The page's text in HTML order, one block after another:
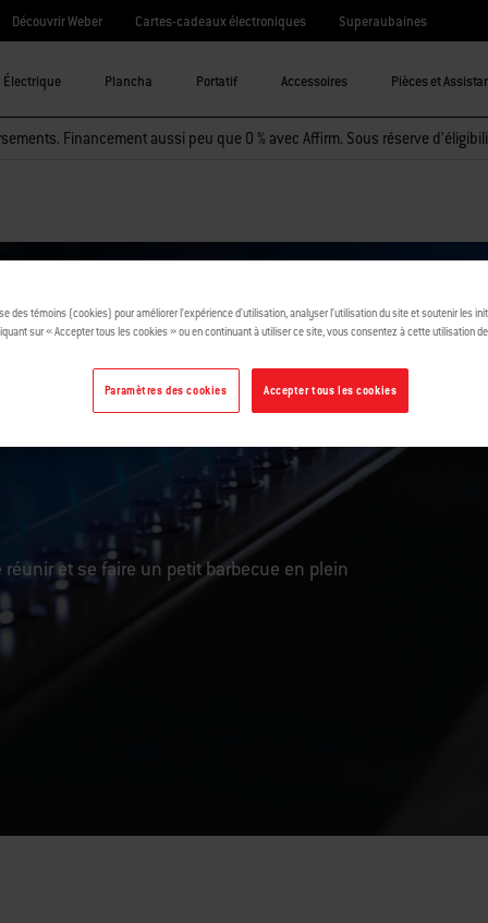
Découvrir Weber Cartes-cadeaux électroniques Superaubaines
Électrique Plancha Portatif Accessoires Pièces et
Financement aussi peu que 0 % avec Affirm. Sous réserve
et se faire un petit barbecue en plein
des témoins (cookies) pour améliorer l’expérience d’utilisation, analyser l’utilisation du site et soutenir les
sur « Accepter tous les cookies » ou en continuant à utiliser ce site, vous consentez à cette utilisation
Accepter tous les cookies
Paramètres des cookies